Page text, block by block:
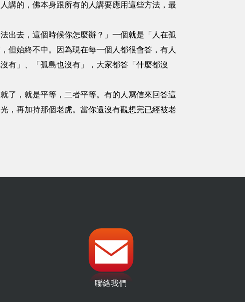
講的，佛本身跟所有的人講要應用這些方法，最
出去，這個時候你怎麼辦？」一個就是「人在孤
但始終不中。因為現在每一個人都很會答，有人
有」、「孤島也沒有」，大家都答「什麼都沒
了，就是平等，二者平等。有的人寫信來回答這
，再加持那個老虎。當你還沒有觀想完已經被老
聯絡我們